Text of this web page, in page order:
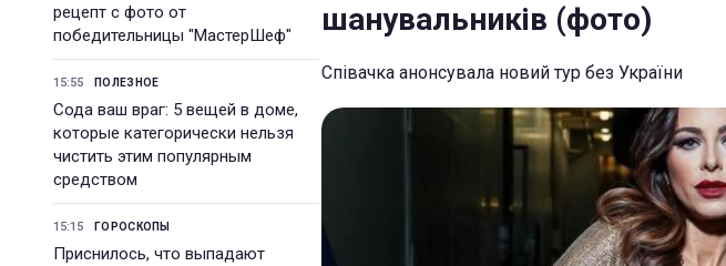
рецепт с фото от
победительницы "МастерШеф"
15:55 ПОЛЕЗНОЕ
Сода ваш враг: 5 вещей в доме,
которые категорически нельзя
чистить этим популярным
средством
15:15 ГОРОСКОПЫ
Приснилось, что выпадают
шанувальників (фото)
Співачка анонсувала новий тур без України